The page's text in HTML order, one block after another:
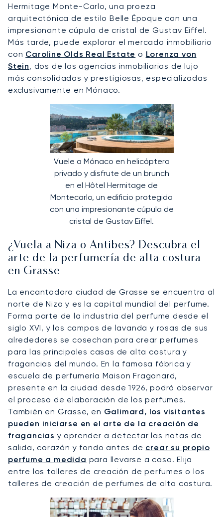
Hermitage Monte-Carlo, una proeza
arquitectónica de estilo Belle Époque con una
impresionante cúpula de cristal de Gustav Eiffel.
Más tarde, puede explorar el mercado inmobiliario
con Caroline Olds Real Estate o Lorenza von
Stein, dos de las agencias inmobiliarias de lujo
más consolidadas y prestigiosas, especializadas
exclusivamente en Mónaco.
Vuele a Mónaco en helicóptero
privado y disfrute de un brunch
en el Hôtel Hermitage de
Montecarlo, un edificio protegido
con una impresionante cúpula de
cristal de Gustav Eiffel.
¿Vuela a Niza o Antibes? Descubra el
arte de la perfumería de alta costura
en Grasse
La encantadora ciudad de Grasse se encuentra al
norte de Niza y es la capital mundial del perfume.
Forma parte de la industria del perfume desde el
siglo XVI, y los campos de lavanda y rosas de sus
alrededores se cosechan para crear perfumes
para las principales casas de alta costura y
fragancias del mundo. En la famosa fábrica y
escuela de perfumería Maison Fragonard,
presente en la ciudad desde 1926, podrá observar
el proceso de elaboración de los perfumes.
También en Grasse, en Galimard, los visitantes
pueden iniciarse en el arte de la creación de
fragancias y aprender a detectar las notas de
salida, corazón y fondo antes de crear su propio
perfume a medida para llevarse a casa. Elija
entre los talleres de creación de perfumes o los
talleres de creación de perfumes de alta costura.